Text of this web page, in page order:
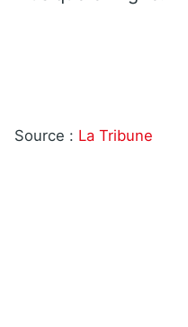
Source : La Tribune